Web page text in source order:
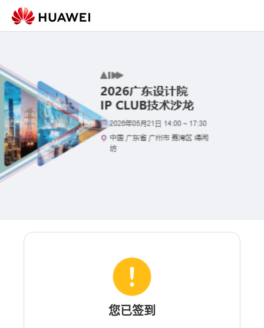
您已签到